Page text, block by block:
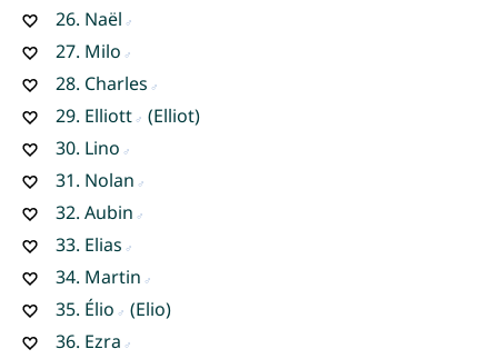
26. Naël
27. Milo
28. Charles
29. Elliott
(Elliot)
30. Lino
31. Nolan
32. Aubin
33. Elias
34. Martin
35. Élio
(Elio)
36. Ezra